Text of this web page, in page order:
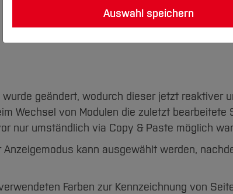
wurde geändert, wodurch dieser jetzt reaktiver
Wechsel von Modulen die zuletzt bearbeitete
nur umständlich via Copy & Paste möglich
Anzeigemodus kann ausgewählt werden,
Farben zur Kennzeichnung von
Auswahl speichern